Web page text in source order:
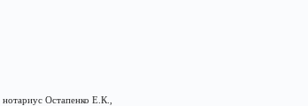
нотариус Остапенко Е.К.,